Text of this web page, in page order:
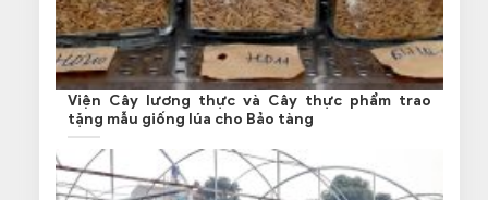
Viện Cây lương thực và Cây thực phẩm trao
tặng mẫu giống lúa cho Bảo tàng